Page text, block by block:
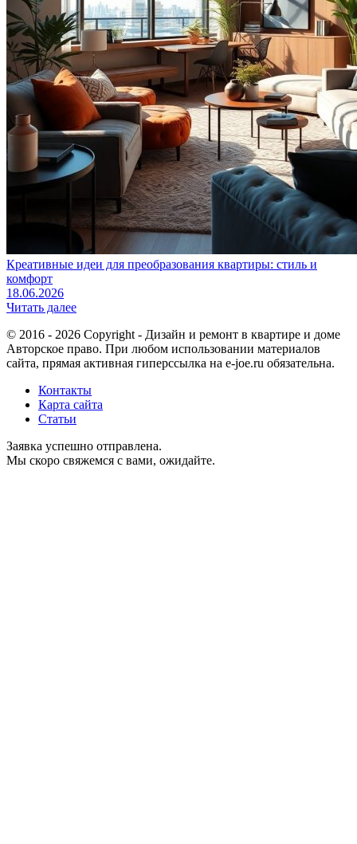
Креативные идеи для преобразования квартиры: стиль и
комфорт
18.06.2026
Читать далее
© 2016 - 2026 Copyright - Дизайн и ремонт в квартире и доме
Авторское право. При любом использовании материалов
сайта, прямая активная гиперссылка на e-joe.ru обязательна.
Контакты
Карта сайта
Статьи
Заявка успешно отправлена.
Мы скоро свяжемся с вами, ожидайте.